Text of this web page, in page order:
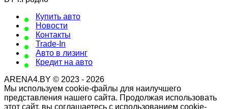
Купить авто
Новости
Контакты
Trade-In
Авто в лизинг
Кредит на авто
ARENA4.BY © 2023 - 2026
Мы используем cookie-файлы для наилучшего
представления нашего сайта. Продолжая использовать
этот сайт, вы соглашаетесь с использованием cookie-